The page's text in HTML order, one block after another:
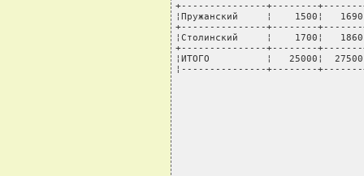
+---------------+--------
¦Пружанский     ¦    1500¦
+---------------+--------
¦Столинский     ¦    1700¦
+---------------+--------
¦ИТОГО          ¦   25000¦
¦---------------+--------